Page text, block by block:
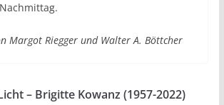
Margot Riegger und Walter A. Böttcher
– Brigitte Kowanz (1957-2022)